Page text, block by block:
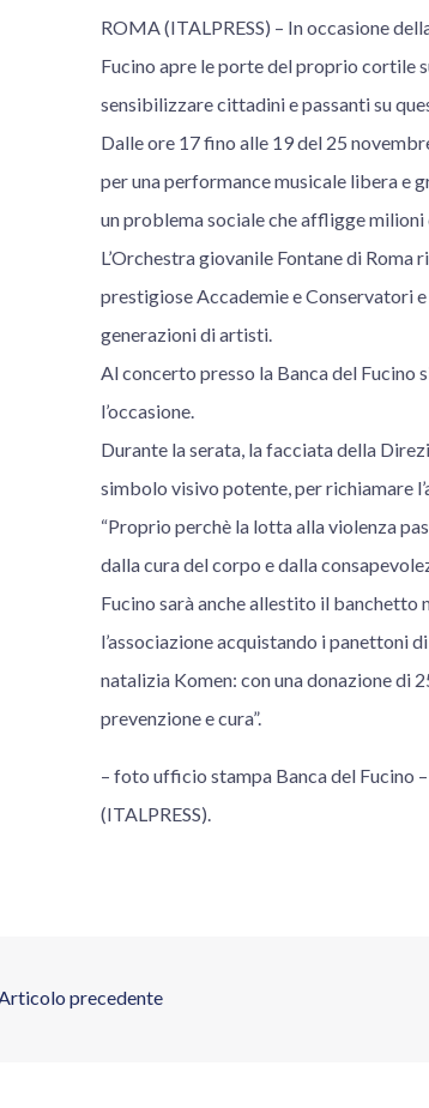
ROMA (ITALPRESS) – In occasione
Fucino apre le porte del proprio cortile
sensibilizzare cittadini e passanti su
Dalle ore 17 fino alle 19 del 25
per una performance musicale libera e
un problema sociale che affligge milioni
L’Orchestra giovanile Fontane di
prestigiose Accademie e Conservatori e
generazioni di artisti.
Al concerto presso la Banca del Fucino
l’occasione.
Durante la serata, la facciata della
simbolo visivo potente, per richiamare
“Proprio perchè la lotta alla violenza
dalla cura del corpo e dalla
Fucino sarà anche allestito il
l’associazione acquistando i panettoni
natalizia Komen: con una donazione di
prevenzione e cura”.
– foto ufficio stampa Banca del Fucino –
(ITALPRESS).
precedente